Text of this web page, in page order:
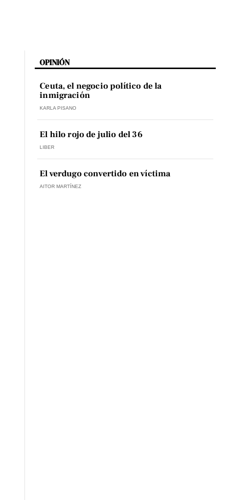
OPINIÓN
Ceuta, el negocio político de la
inmigración
KARLA PISANO
El hilo rojo de julio del 36
LIBER
El verdugo convertido en víctima
AITOR MARTÍNEZ